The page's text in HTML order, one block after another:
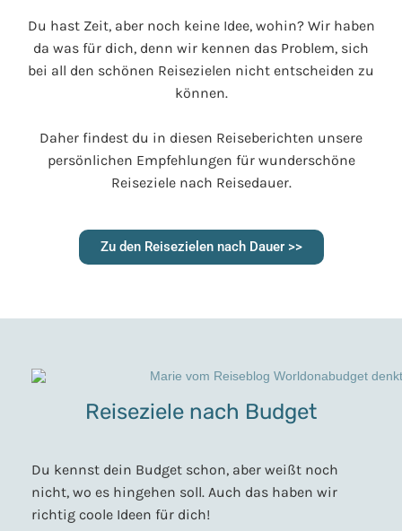
Du hast Zeit, aber noch keine Idee, wohin? Wir haben
da was für dich, denn wir kennen das Problem, sich
bei all den schönen Reisezielen nicht entscheiden zu
können.
Daher findest du in diesen Reiseberichten unsere
persönlichen Empfehlungen für wunderschöne
Reiseziele nach Reisedauer.
Zu den Reisezielen nach Dauer >>
Reiseziele nach Budget
Du kennst dein Budget schon, aber weißt noch
nicht, wo es hingehen soll. Auch das haben wir
richtig coole Ideen für dich!